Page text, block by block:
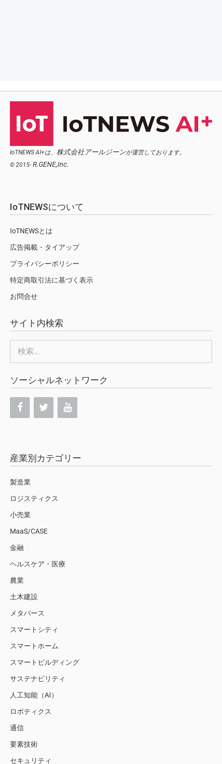
IoTNEWS AI+は、 株式会社アールジーンが運営しております。
© 2015- R.GENE,Inc.
IoTNEWSについて
IoTNEWSとは
広告掲載・タイアップ
プライバシーポリシー
特定商取引法に基づく表示
お問合せ
サイト内検索
索:
ソーシャルネットワーク
産業別カテゴリー
製造業
ロジスティクス
小売業
MaaS/CASE
金融
ヘルスケア・医療
農業
土木建設
メタバース
スマートシティ
スマートホーム
スマートビルディング
サステナビリティ
人工知能（AI）
ロボティクス
通信
要素技術
セキュリティ